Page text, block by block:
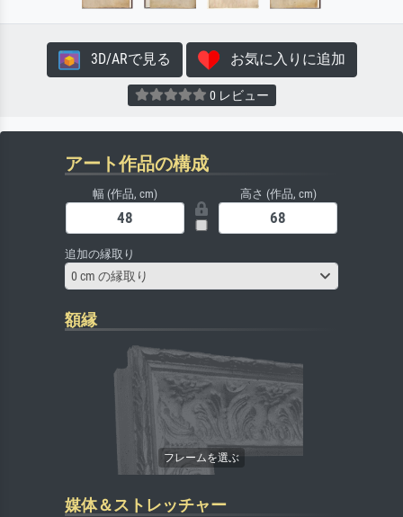
3D/ARで見る お気に入りに追加
0 レビュー
アート作品の構成
幅 (作品, cm) 高さ (作品, cm)
追加の縁取り
0 cm の縁取り
額縁
媒体＆ストレッチャー